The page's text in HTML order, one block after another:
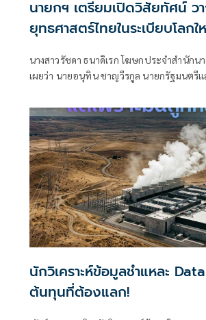
นายกฯ เตรียมเปิดวิสัยทัศน์ ว
ยุทธศาสตร์ไทยในระเบียบโลกใ
นางสาวรัชดา ธนาดิเรก โฆษกประจำสำนักน
เผยว่า นายอนุทิน ชาญวีรกูล นายกรัฐมนตรีแ
INTANIA Forum: SURVIVING UNDER THE
ORDER ฝ่าวิกฤติ รับมือระเบียบโลกใหม่
นักวิเคราะห์ข้อมูลชำแหละ
ต้นทุนที่ต้องแลก!